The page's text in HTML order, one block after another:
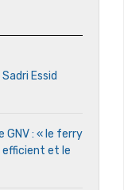
Essid
GNV : « le ferry
efficient et le